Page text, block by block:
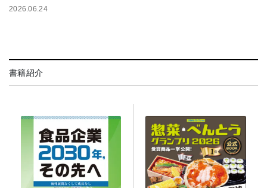
2026.06.24
書籍紹介